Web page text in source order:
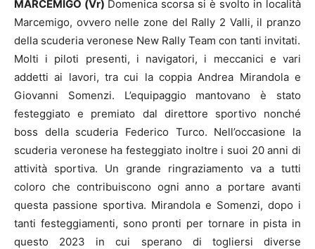
MARCEMIGO (Vr) Domenica scorsa si è svolto in località
Marcemigo, ovvero nelle zone del Rally 2 Valli, il pranzo
della scuderia veronese New Rally Team con tanti invitati.
Molti i piloti presenti, i navigatori, i meccanici e vari
addetti ai lavori, tra cui la coppia Andrea Mirandola e
Giovanni Somenzi. L’equipaggio mantovano è stato
festeggiato e premiato dal direttore sportivo nonché
boss della scuderia Federico Turco. Nell’occasione la
scuderia veronese ha festeggiato inoltre i suoi 20 anni di
attività sportiva. Un grande ringraziamento va a tutti
coloro che contribuiscono ogni anno a portare avanti
questa passione sportiva. Mirandola e Somenzi, dopo i
tanti festeggiamenti, sono pronti per tornare in pista in
questo 2023 in cui sperano di togliersi diverse